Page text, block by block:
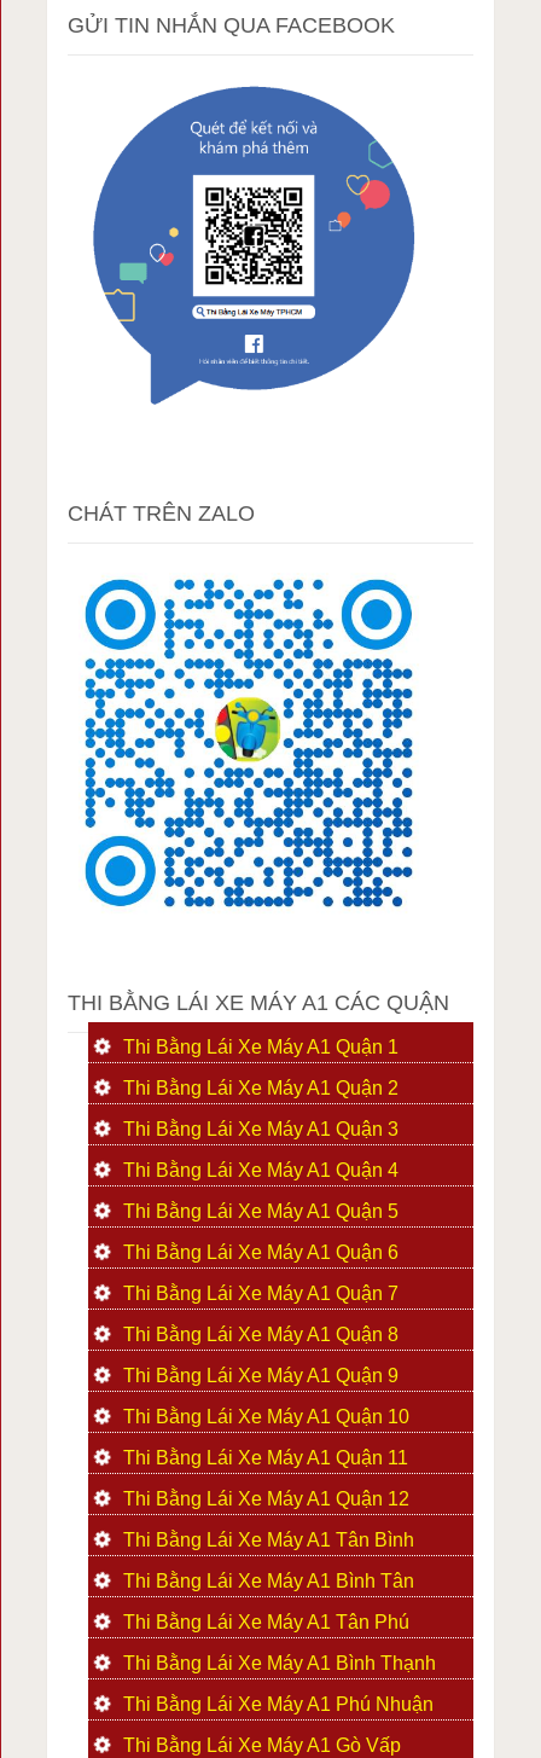
GỬI TIN NHẮN QUA FACEBOOK
CHÁT TRÊN ZALO
THI BẰNG LÁI XE MÁY A1 CÁC QUẬN
Thi Bằng Lái Xe Máy A1 Quận 1
Thi Bằng Lái Xe Máy A1 Quận 2
Thi Bằng Lái Xe Máy A1 Quận 3
Thi Bằng Lái Xe Máy A1 Quận 4
Thi Bằng Lái Xe Máy A1 Quận 5
Thi Bằng Lái Xe Máy A1 Quận 6
Thi Bằng Lái Xe Máy A1 Quận 7
Thi Bằng Lái Xe Máy A1 Quận 8
Thi Bằng Lái Xe Máy A1 Quận 9
Thi Bằng Lái Xe Máy A1 Quận 10
Thi Bằng Lái Xe Máy A1 Quận 11
Thi Bằng Lái Xe Máy A1 Quận 12
Thi Bằng Lái Xe Máy A1 Tân Bình
Thi Bằng Lái Xe Máy A1 Bình Tân
Thi Bằng Lái Xe Máy A1 Tân Phú
Thi Bằng Lái Xe Máy A1 Bình Thạnh
Thi Bằng Lái Xe Máy A1 Phú Nhuận
Thi Bằng Lái Xe Máy A1 Gò Vấp